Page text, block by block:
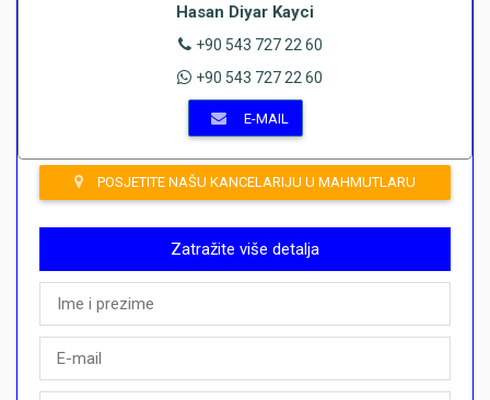
Hasan Diyar Kayci
+90 543 727 22 60
+90 543 727 22 60
E-MAIL
POSJETITE NAŠU KANCELARIJU U MAHMUTLARU
Zatražite više detalja